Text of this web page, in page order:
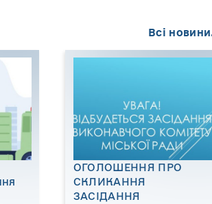
Всі
ОГОЛОШЕННЯ ПРО
СКЛИКАННЯ
ЗАСІДАННЯ